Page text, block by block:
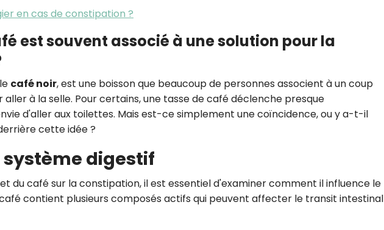
en cas de constipation ?
est souvent associé à une solution pour la
café noir, est une boisson que beaucoup de personnes associent à un coup
à la selle. Pour certains, une tasse de café déclenche presque
d'aller aux toilettes. Mais est-ce simplement une coïncidence, ou y a-t-il
cette idée ?
système digestif
du café sur la constipation, il est essentiel d'examiner comment il influence le
café contient plusieurs composés actifs qui peuvent affecter le transit intestinal